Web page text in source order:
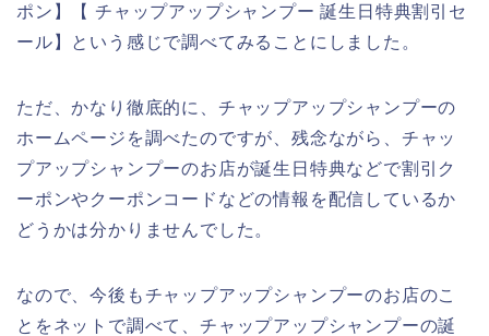
ポン】【 チャップアップシャンプー 誕生日特典割引セ
ール】という感じで調べてみることにしました。
ただ、かなり徹底的に、チャップアップシャンプーの
ホームページを調べたのですが、残念ながら、チャッ
プアップシャンプーのお店が誕生日特典などで割引ク
ーポンやクーポンコードなどの情報を配信しているか
どうかは分かりませんでした。
なので、今後もチャップアップシャンプーのお店のこ
とをネットで調べて、チャップアップシャンプーの誕